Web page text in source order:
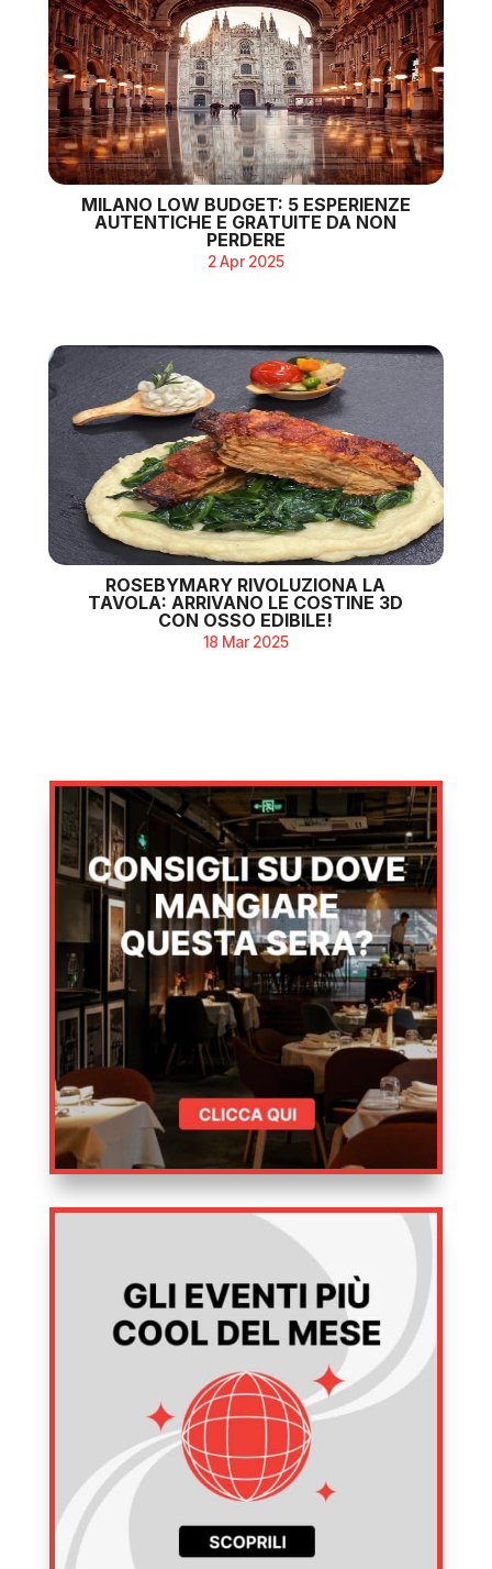
MILANO LOW BUDGET: 5 ESPERIENZE
AUTENTICHE E GRATUITE DA NON
PERDERE
2 Apr 2025
ROSEBYMARY RIVOLUZIONA LA
TAVOLA: ARRIVANO LE COSTINE 3D
CON OSSO EDIBILE!
18 Mar 2025